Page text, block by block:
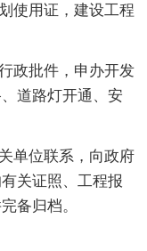
用证，建设工程
政批件，申办开发
道路灯开通、安
单位联系，向政府
关证照、工程报
备归档。